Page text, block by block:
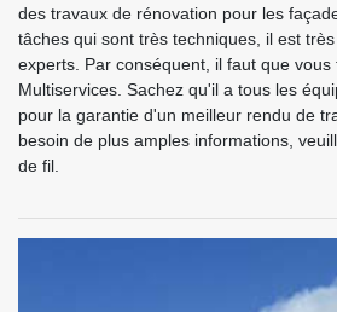
des travaux de rénovation pour les
tâches qui sont très techniques, il est
experts. Par conséquent, il faut que vous
Multiservices. Sachez qu'il a tous les
pour la garantie d'un meilleur rendu de
besoin de plus amples informations,
de fil.